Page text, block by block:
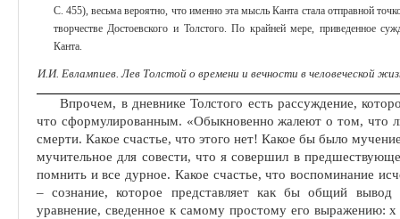
С. 455), весьма вероятно, что именно эта мысль Канта сталаотправной
творчестве Достоевского и Толстого. По крайней мере, приведенное
Канта.
И.И. Евлампиев. Лев Толстой о времени и вечности в человеческой
Впрочем, в дневнике Толстого есть рассуждение,
что сформулированным. «Обыкновенно жалеют о том, что
смерти. Какое сча­стье, что этого нет! Какое бы было
мучительное для совести, что я совершил в
помнить и все дурное. Какое сча­стье, что воспоминание
– сознание, которое представляет как бы общий
уравнение, сведенное к самому простому его выражению: